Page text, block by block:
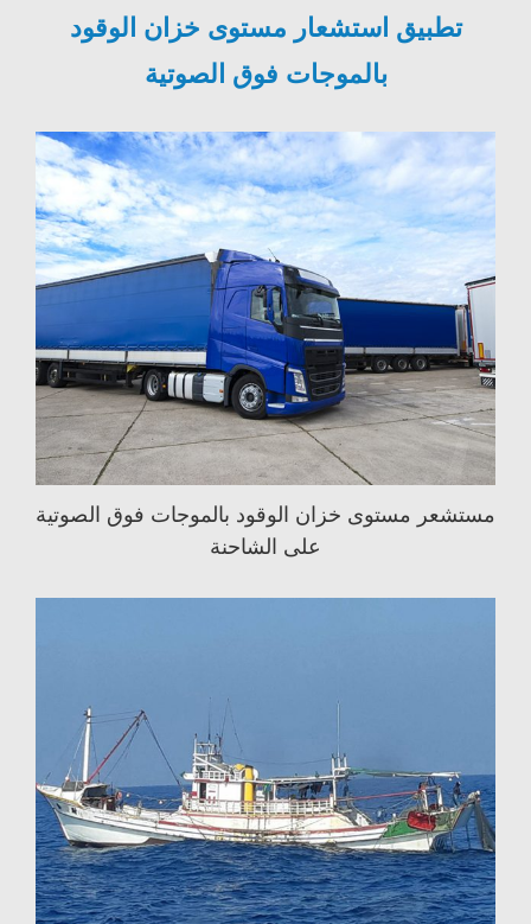
تطبيق استشعار مستوى خزان الوقود
بالموجات فوق الصوتية
مستشعر مستوى خزان الوقود بالموجات فوق الصوتية
على الشاحنة